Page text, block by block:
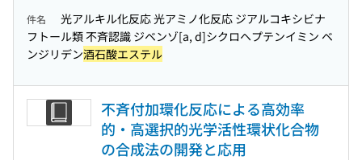
件名
光アルキル化反応 光アミノ化反応 ジアルコキシビナ
フトール類 不斉認識 ジベンゾ[a, d]シクロヘプテンイミン ベ
ンジリデン酒石酸エステル
不斉付加環化反応による高効率
的・高選択的光学活性環状化合物
の合成法の開発と応用